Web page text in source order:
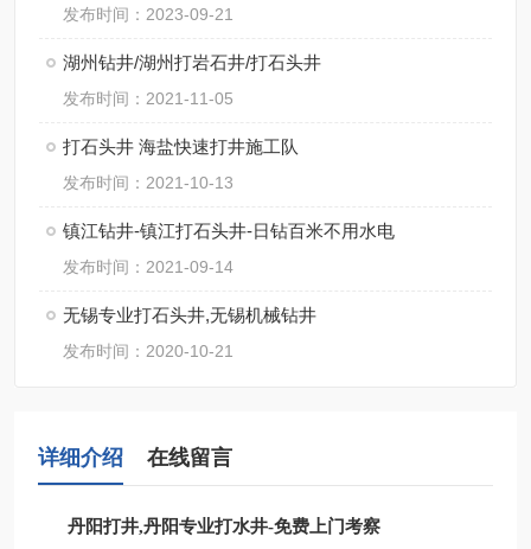
发布时间：2023-09-21
湖州钻井/湖州打岩石井/打石头井
发布时间：2021-11-05
打石头井 海盐快速打井施工队
发布时间：2021-10-13
镇江钻井-镇江打石头井-日钻百米不用水电
发布时间：2021-09-14
无锡专业打石头井,无锡机械钻井
发布时间：2020-10-21
详细介绍 在线留言
丹阳打井,丹阳专业打水井-免费上门考察